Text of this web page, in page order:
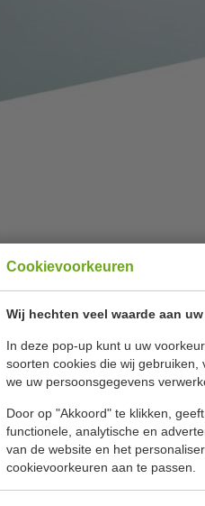
Cookievoorkeuren
Wij hechten veel waarde aan
In deze pop-up kunt u uw
soorten cookies die wij gebruiken,
we uw persoonsgegevens
Door op "Akkoord" te klikken,
functionele, analytische en
van de website en het
cookievoorkeuren aan te passen.
slot.
wand constructie
Frame met wielen,